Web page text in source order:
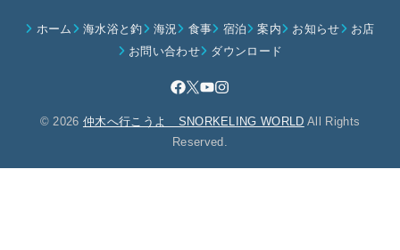
ホーム 海水浴と釣 海況 食事 宿泊 案内 お知らせ
お店
お問い合わせ
ダウンロード
© 2026 仲木へ行こうよ SNORKELING WORLD All Rights
Reserved.